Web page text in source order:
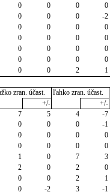
0 0 0 0
0 0 0 -2
0 0 0 0
0 0 0 0
0 0 0 0
0 0 0 0
0 0 2 1
zran. účast. ľahko zran. účast.
+/- +/-
7 5 4 -7
0 0 0 -1
0 0 0 0
0 0 0 0
1 0 7 3
2 0 2 0
0 0 2 1
0 -2 3 -1